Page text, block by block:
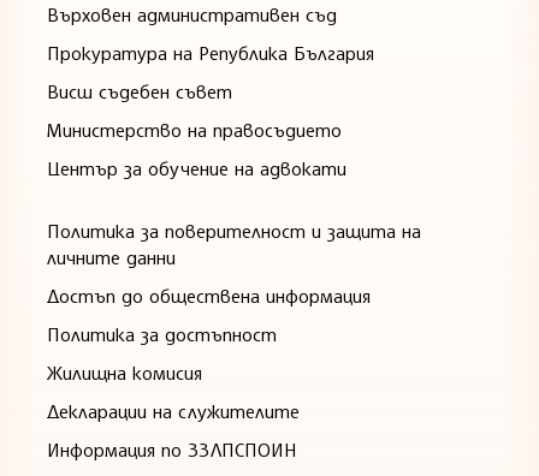
Върховен административен съд
Прокуратура на Република България
Висш съдебен съвет
Министерство на правосъдието
Център за обучение на адвокати
Политика за поверителност и защита на
личните данни
Достъп до обществена информация
Политика за достъпност
Жилищна комисия
Декларации на служителите
Информация по ЗЗЛПСПОИН